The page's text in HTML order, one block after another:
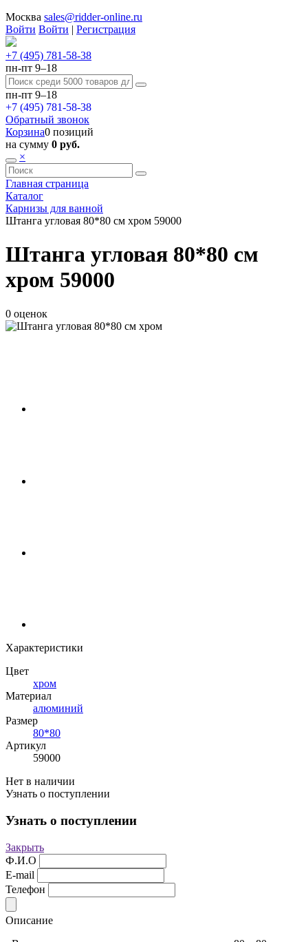
Москва sales@ridder-online.ru
Войти Войти | Регистрация
+7 (495) 781-58-38
пн-пт 9–18
пн-пт 9–18
+7 (495) 781-58-38
Обратный звонок
Корзина0 позиций
на сумму 0 руб.
×
Главная страница
Каталог
Карнизы для ванной
Штанга угловая 80*80 см хром 59000
Штанга угловая 80*80 см
хром 59000
0 оценок
Характеристики
Цвет
хром
Материал
алюминий
Размер
80*80
Артикул
59000
Нет в наличии
Узнать о поступлении
Узнать о поступлении
Закрыть
Ф.И.О
E-mail
Телефон
Описание